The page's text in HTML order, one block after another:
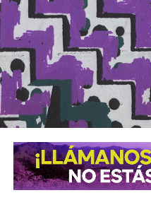
. Sobre aquellas otras
públicos, ahora sí que en
tanto en el gobierno, en la
sociedad civil, por lo que
es debido los proyectos y
incurra en algún delito.
También hay que señalar
importante.Muchas
organizaciones de la
los términos que señala